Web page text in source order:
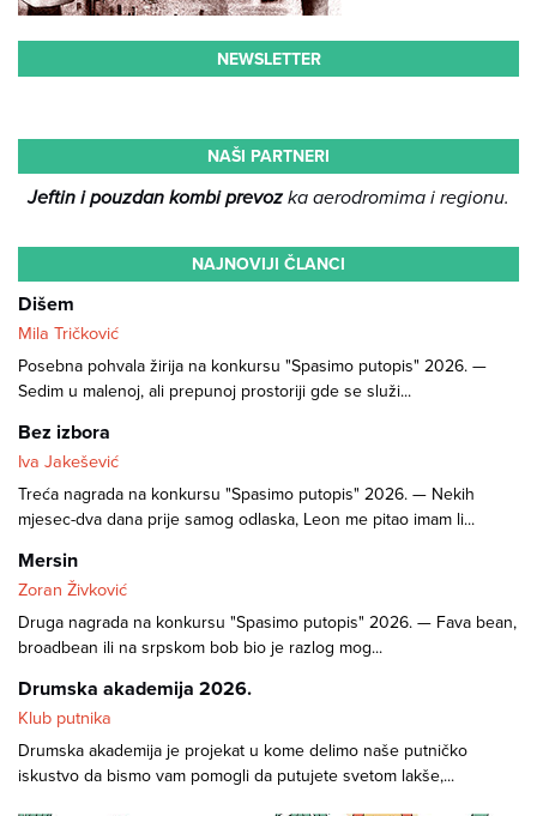
NEWSLETTER
NAŠI PARTNERI
Jeftin i pouzdan kombi prevozka aerodromima i regionu.
NAJNOVIJI ČLANCI
Dišem
Mila Tričković
Posebna pohvala žirija na konkursu "Spasimo putopis" 2026. —
Sedim u malenoj, ali prepunoj prostoriji gde se služi...
Bez izbora
Iva Jakešević
Treća nagrada na konkursu "Spasimo putopis" 2026. — Nekih
mjesec-dva dana prije samog odlaska, Leon me pitao imam li...
Mersin
Zoran Živković
Druga nagrada na konkursu "Spasimo putopis" 2026. — Fava bean,
broadbean ili na srpskom bob bio je razlog mog...
Drumska akademija 2026.
Klub putnika
Drumska akademija je projekat u kome delimo naše putničko
iskustvo da bismo vam pomogli da putujete svetom lakše,...